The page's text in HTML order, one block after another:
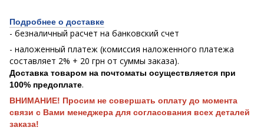
Подробнее о доставке
- безналичный расчет на банковский счет
- наложенный платеж (комиссия наложенного платежа
составляет 2% + 20 грн от суммы заказа).
Доставка товаром на почтоматы осуществляется при
100% предоплате.
ВНИМАНИЕ! Просим не совершать оплату до момента
связи с Вами менеджера для согласования всех деталей
заказа!